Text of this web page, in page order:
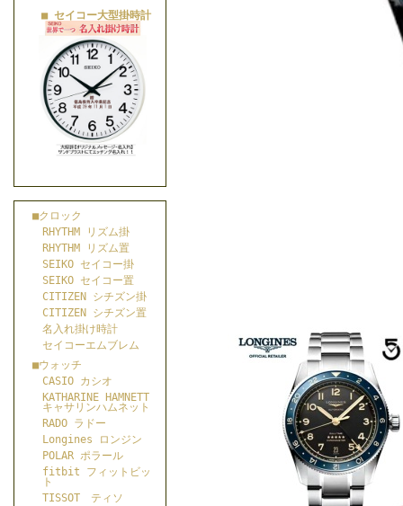
■ セイコー大型掛時計
■クロック
RHYTHM リズム掛
RHYTHM リズム置
SEIKO セイコー掛
SEIKO セイコー置
CITIZEN シチズン掛
CITIZEN シチズン置
名入れ掛け時計
セイコーエムブレム
■ウォッチ
CASIO カシオ
KATHARINE HAMNETT
キャサリンハムネット
RADO ラドー
Longines ロンジン
POLAR ポラール
fitbit フィットビッ
ト
TISSOT ティソ